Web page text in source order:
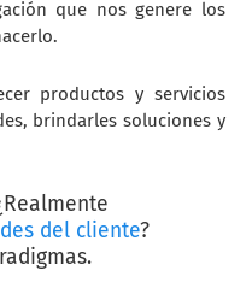
que nos genere los
productos y servicios
brindarles soluciones y
del cliente?
.